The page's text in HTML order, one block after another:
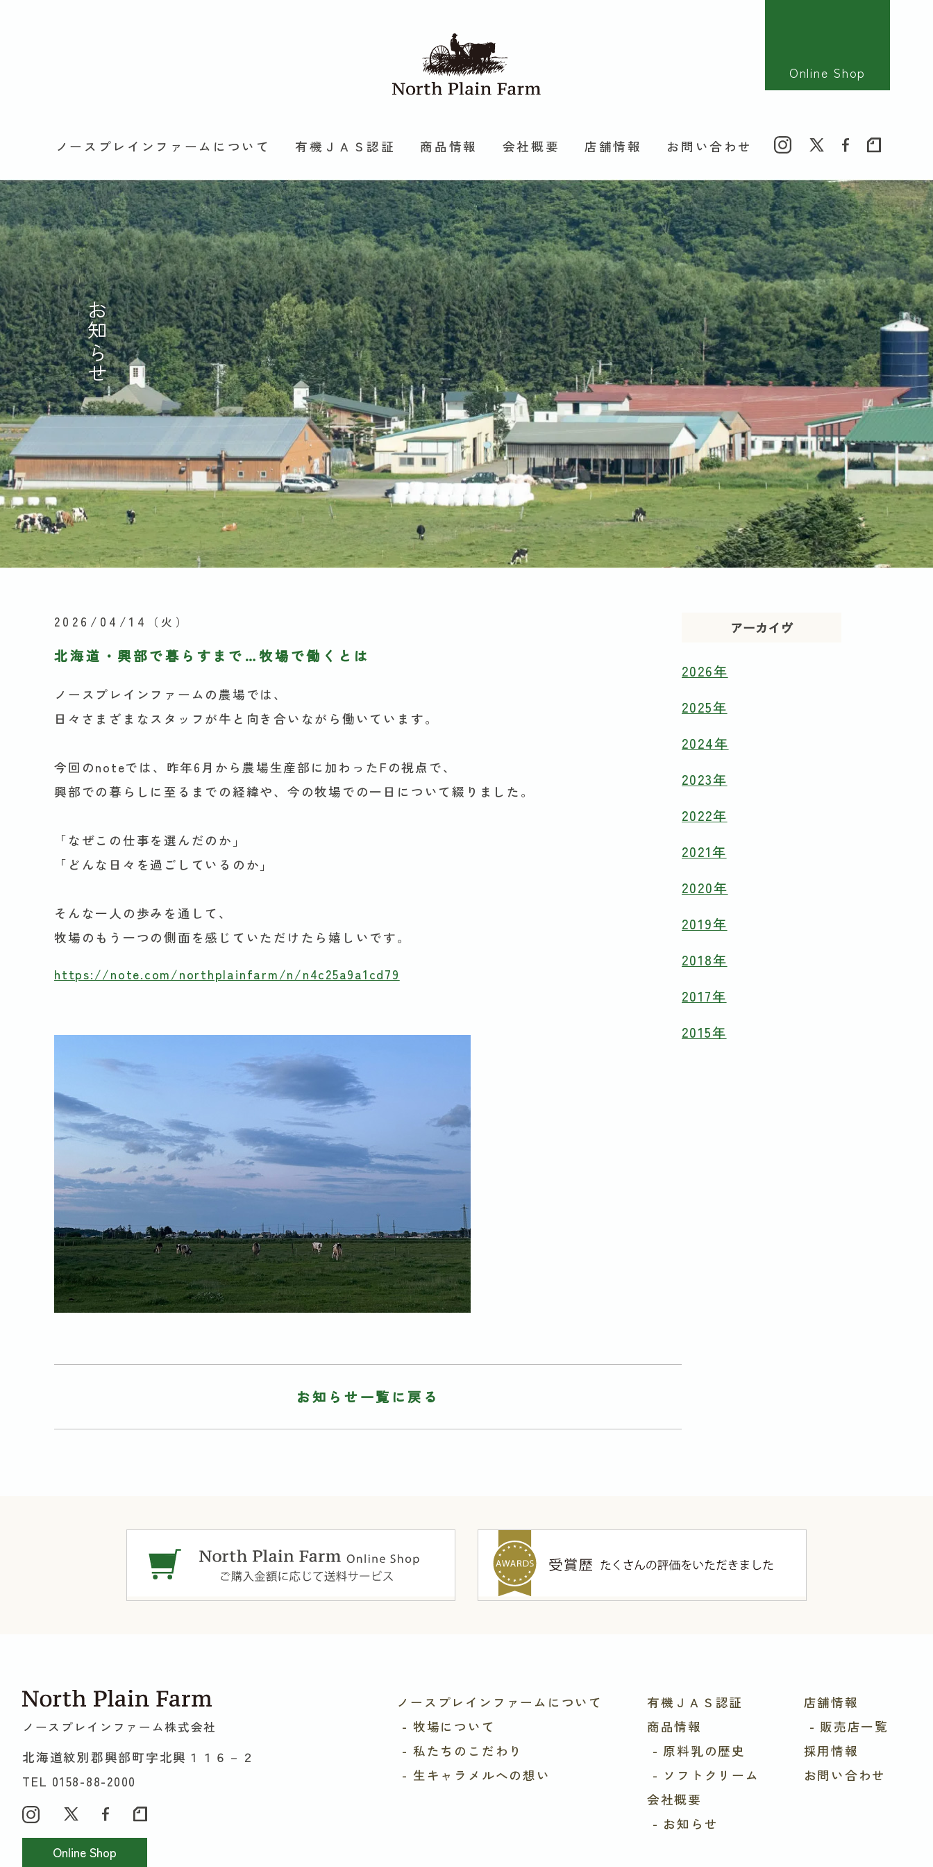
Online Shop
ノースプレインファームについて 有機ＪＡＳ認証 商品情報 会社概要 店舗情報 お問い合わせ
お知らせ
2026/04/14 （火）
北海道・興部で暮らすまで…牧場で働くとは
ノースプレインファームの農場では、
日々さまざまなスタッフが牛と向き合いながら働いています。
今回のnoteでは、昨年6月から農場生産部に加わったFの視点で、
興部での暮らしに至るまでの経緯や、今の牧場での一日について綴りました。
「なぜこの仕事を選んだのか」
「どんな日々を過ごしているのか」
そんな一人の歩みを通して、
牧場のもう一つの側面を感じていただけたら嬉しいです。
https://note.com/northplainfarm/n/n4c25a9a1cd79
お知らせ一覧に戻る
アーカイヴ
2026年
2025年
2024年
2023年
2022年
2021年
2020年
2019年
2018年
2017年
2015年
ノースプレインファーム株式会社
北海道紋別郡興部町字北興１１６－２
TEL 0158-88-2000
Online Shop
ノースプレインファームについて
- 牧場について
- 私たちのこだわり
- 生キャラメルへの想い
有機ＪＡＳ認証
商品情報
- 原料乳の歴史
- ソフトクリーム
会社概要
- お知らせ
店舗情報
- 販売店一覧
採用情報
お問い合わせ